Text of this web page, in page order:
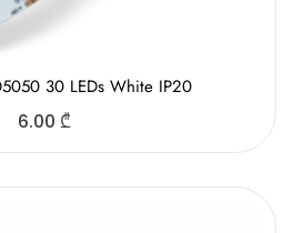
30 LEDs White IP20
6.00 ₾